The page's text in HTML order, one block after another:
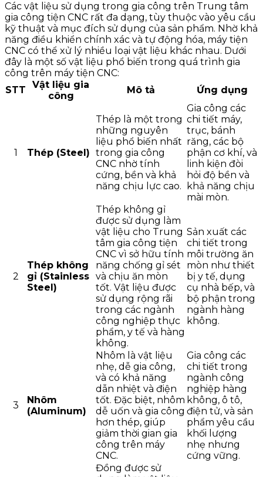
Các vật liệu sử dụng trong gia công trên Trung tâm
gia công tiện CNC rất đa dạng, tùy thuộc vào yêu cầu
kỹ thuật và mục đích sử dụng của sản phẩm. Nhờ khả
năng điều khiển chính xác và tự động hóa, máy tiện
CNC có thể xử lý nhiều loại vật liệu khác nhau. Dưới
đây là một số vật liệu phổ biến trong quá trình gia
công trên máy tiện CNC:
STT
Vật liệu gia
công
Mô tả Ứng dụng
1 Thép (Steel)
Thép là một trong
những nguyên
liệu phổ biến nhất
trong gia công
CNC nhờ tính
cứng, bền và khả
năng chịu lực cao.
Gia công các
chi tiết máy,
trục, bánh
răng, các bộ
phận cơ khí, và
linh kiện đòi
hỏi độ bền và
khả năng chịu
mài mòn.
2
Thép không
gỉ (Stainless
Steel)
Thép không gỉ
được sử dụng làm
vật liệu cho Trung
tâm gia công tiện
CNC vì sở hữu tính
năng chống gỉ sét
và chịu ăn mòn
tốt. Vật liệu được
sử dụng rộng rãi
trong các ngành
công nghiệp thực
phẩm, y tế và hàng
không.
Sản xuất các
chi tiết trong
môi trường ăn
mòn như thiết
bị y tế, dụng
cụ nhà bếp, và
bộ phận trong
ngành hàng
không.
3
Nhôm
(Aluminum)
Nhôm là vật liệu
nhẹ, dễ gia công,
và có khả năng
dẫn nhiệt và điện
tốt. Đặc biệt, nhôm
dễ uốn và gia công
hơn thép, giúp
giảm thời gian gia
công trên máy
CNC.
Gia công các
chi tiết trong
ngành công
nghiệp hàng
không, ô tô,
điện tử, và sản
phẩm yêu cầu
khối lượng
nhẹ nhưng
cứng vững.
Đồng được sử